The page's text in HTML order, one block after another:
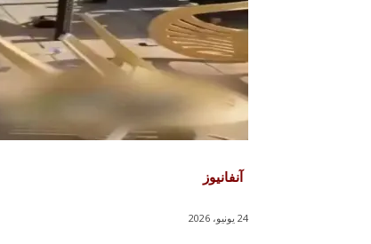
آنفانيوز
24 يونيو، 2026